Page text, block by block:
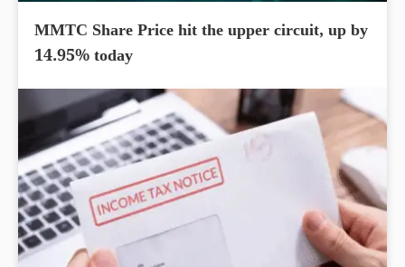
MMTC Share Price hit the upper circuit, up by
14.95% today